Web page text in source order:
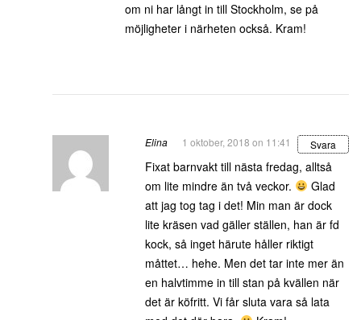
om ni har långt in till Stockholm, se på
möjligheter i närheten också. Kram!
Elina 1 oktober, 2018 on 11:41 Svara
Fixat barnvakt till nästa fredag, alltså
om lite mindre än två veckor.
Glad
att jag tog tag i det! Min man är dock
lite kräsen vad gäller ställen, han är fd
kock, så inget härute håller riktigt
måttet… hehe. Men det tar inte mer än
en halvtimme in till stan på kvällen när
det är köfritt. Vi får sluta vara så lata